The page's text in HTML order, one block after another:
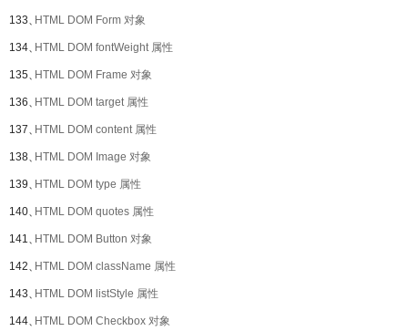
133、HTML DOM Form 对象
134、HTML DOM fontWeight 属性
135、HTML DOM Frame 对象
136、HTML DOM target 属性
137、HTML DOM content 属性
138、HTML DOM Image 对象
139、HTML DOM type 属性
140、HTML DOM quotes 属性
141、HTML DOM Button 对象
142、HTML DOM className 属性
143、HTML DOM listStyle 属性
144、HTML DOM Checkbox 对象